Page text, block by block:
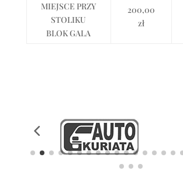
MIEJSCE PRZY
STOLIKU
BLOK GALA
200,00
zł